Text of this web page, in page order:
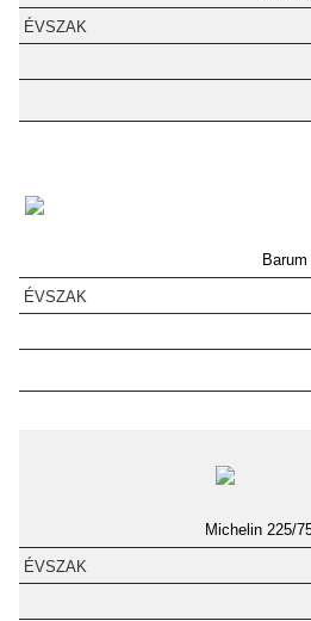
Michelin 225/